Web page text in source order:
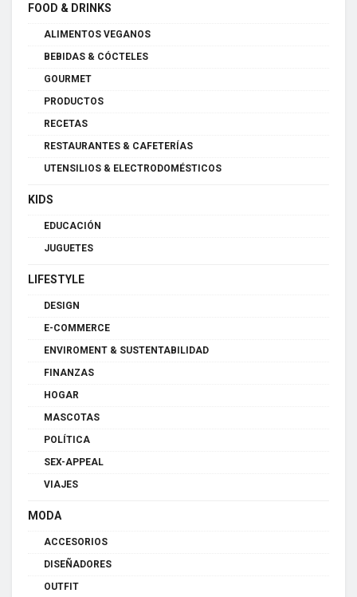
FOOD & DRINKS
ALIMENTOS VEGANOS
BEBIDAS & CÓCTELES
GOURMET
PRODUCTOS
RECETAS
RESTAURANTES & CAFETERÍAS
UTENSILIOS & ELECTRODOMÉSTICOS
KIDS
EDUCACIÓN
JUGUETES
LIFESTYLE
DESIGN
E-COMMERCE
ENVIROMENT & SUSTENTABILIDAD
FINANZAS
HOGAR
MASCOTAS
POLÍTICA
SEX-APPEAL
VIAJES
MODA
ACCESORIOS
DISEÑADORES
OUTFIT